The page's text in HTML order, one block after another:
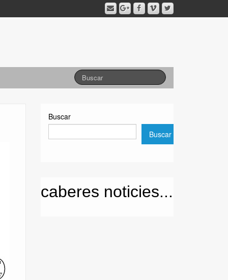
Buscar
Buscar
caberes noticies...